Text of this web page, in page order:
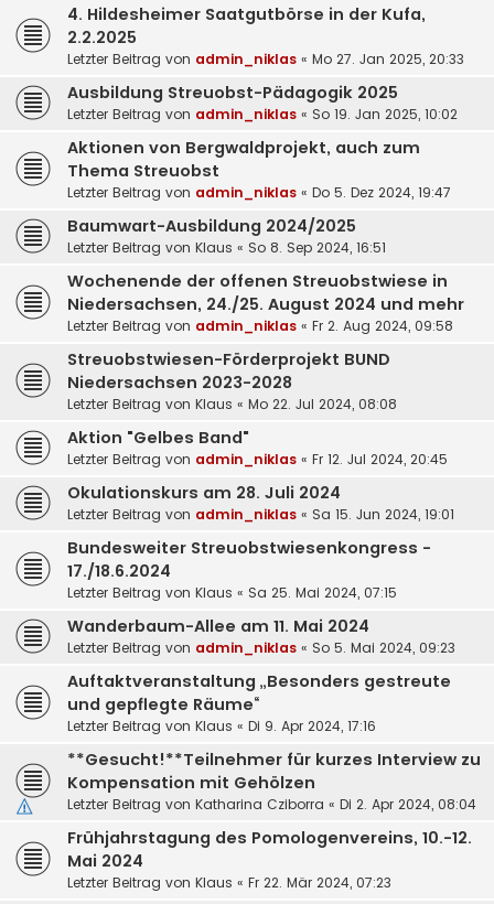
4. Hildesheimer Saatgutbörse in der Kufa,
2.2.2025
Letzter Beitrag von admin_niklas « Mo 27. Jan 2025, 20:33
Ausbildung Streuobst-Pädagogik 2025
Letzter Beitrag von admin_niklas « So 19. Jan 2025, 10:02
Aktionen von Bergwaldprojekt, auch zum
Thema Streuobst
Letzter Beitrag von admin_niklas « Do 5. Dez 2024, 19:47
Baumwart-Ausbildung 2024/2025
Letzter Beitrag von Klaus « So 8. Sep 2024, 16:51
Wochenende der offenen Streuobstwiese in
Niedersachsen, 24./25. August 2024 und mehr
Letzter Beitrag von admin_niklas « Fr 2. Aug 2024, 09:58
Streuobstwiesen-Förderprojekt BUND
Niedersachsen 2023-2028
Letzter Beitrag von Klaus « Mo 22. Jul 2024, 08:08
Aktion "Gelbes Band"
Letzter Beitrag von admin_niklas « Fr 12. Jul 2024, 20:45
Okulationskurs am 28. Juli 2024
Letzter Beitrag von admin_niklas « Sa 15. Jun 2024, 19:01
Bundesweiter Streuobstwiesenkongress -
17./18.6.2024
Letzter Beitrag von Klaus « Sa 25. Mai 2024, 07:15
Wanderbaum-Allee am 11. Mai 2024
Letzter Beitrag von admin_niklas « So 5. Mai 2024, 09:23
Auftaktveranstaltung „Besonders gestreute
und gepflegte Räume“
Letzter Beitrag von Klaus « Di 9. Apr 2024, 17:16
**Gesucht!**Teilnehmer für kurzes Interview zu
Kompensation mit Gehölzen
Letzter Beitrag von Katharina Cziborra « Di 2. Apr 2024, 08:04
Frühjahrstagung des Pomologenvereins, 10.-12.
Mai 2024
Letzter Beitrag von Klaus « Fr 22. Mär 2024, 07:23